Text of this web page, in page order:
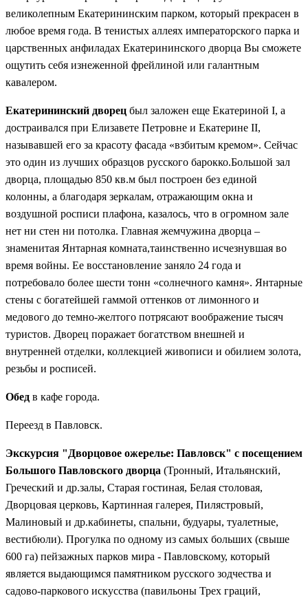
великолепным Екатерининским парком, который прекрасен в
любое время года. В тенистых аллеях императорского парка и
царственных анфиладах Екатерининского дворца Вы сможете
ощутить себя изнеженной фрейлиной или галантным
кавалером.
Екатерининский дворец был заложен еще Екатериной I, а
достраивался при Елизавете Петровне и Екатерине II,
называвшей его за красоту фасада «взбитым кремом». Сейчас
это один из лучших образцов русского барокко.Большой зал
дворца, площадью 850 кв.м был построен без единой
колонны, а благодаря зеркалам, отражающим окна и
воздушной росписи плафона, казалось, что в огромном зале
нет ни стен ни потолка. Главная жемчужина дворца –
знаменитая Янтарная комната,таинственно исчезнувшая во
время войны. Ее восстановление заняло 24 года и
потребовало более шести тонн «солнечного камня». Янтарные
стены с богатейшей гаммой оттенков от лимонного и
медового до темно-желтого потрясают воображение тысяч
туристов. Дворец поражает богатством внешней и
внутренней отделки, коллекцией живописи и обилием золота,
резьбы и росписей.
Обед в кафе города.
Переезд в Павловск.
Экскурсия "Дворцовое ожерелье: Павловск" с посещением
Большого Павловского дворца (Тронный, Итальянский,
Греческий и др.залы, Старая гостиная, Белая столовая,
Дворцовая церковь, Картинная галерея, Пилястровый,
Малиновый и др.кабинеты, спальни, будуары, туалетные,
вестибюли). Прогулка по одному из самых больших (свыше
600 га) пейзажных парков мира - Павловскому, который
является выдающимся памятником русского зодчества и
садово-паркового искусства (павильоны Трех граций,